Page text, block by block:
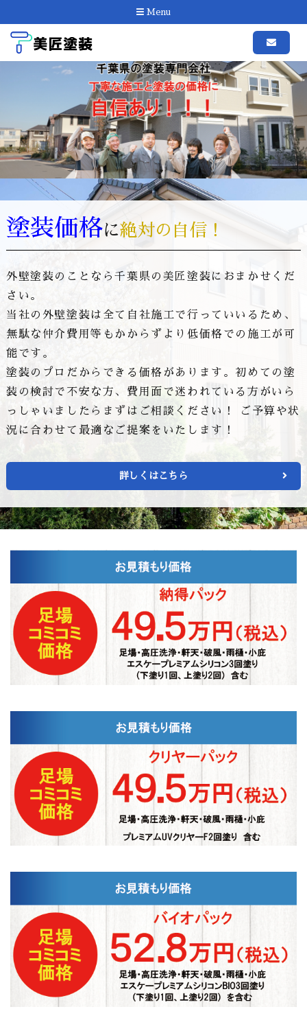
Menu
塗装価格に絶対の自信！
外壁塗装のことなら千葉県の美匠塗装におまかせくだ
さい。
当社の外壁塗装は全て自社施工で行っていいるため、
無駄な仲介費用等もかからずより低価格での施工が可
能です。
塗装のプロだからできる価格があります。初めての塗
装の検討で不安な方、費用面で迷われている方がいら
っしゃいましたらまずはご相談ください！ ご予算や状
況に合わせて最適なご提案をいたします！
詳しくはこちら